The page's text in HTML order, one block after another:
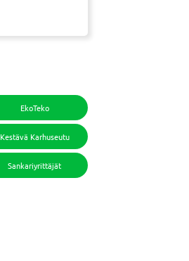
EkoTeko
Kestävä Karhuseutu
Sankariyrittäjät